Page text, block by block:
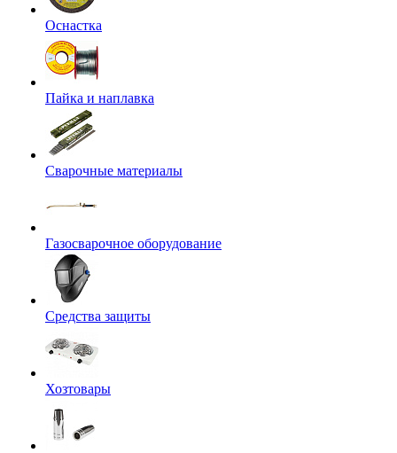
Оснастка
Пайка и наплавка
Сварочные материалы
Газосварочное оборудование
Средства защиты
Хозтовары